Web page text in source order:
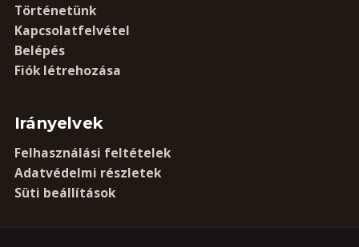
Történetünk
Kapcsolatfelvétel
Belépés
Fiók létrehozása
Irányelvek
Felhasználási feltételek
Adatvédelmi részletek
Süti beállítások